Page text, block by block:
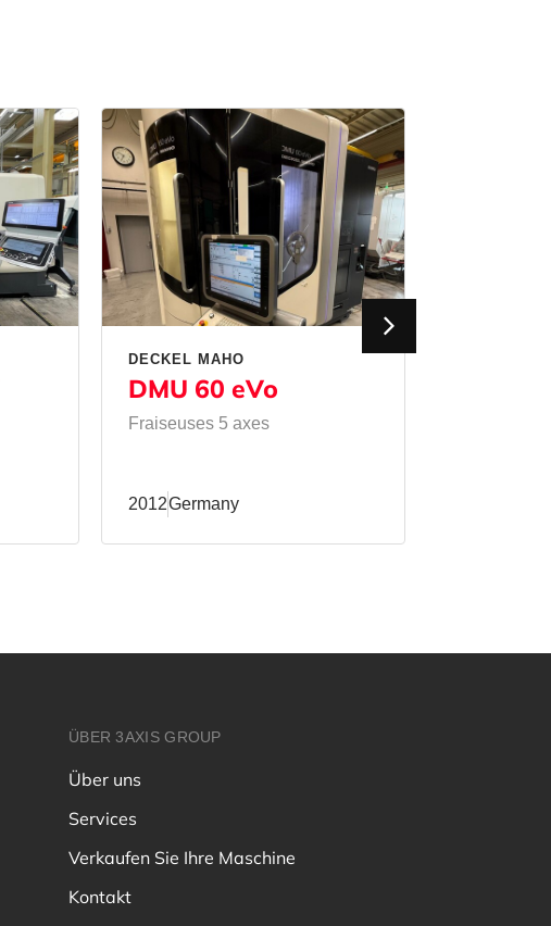
DECKEL MAHO
DMU 60 eVo
Fraiseuses 5 axes
2012Germany
ÜBER 3AXIS GROUP
Über uns
Services
Verkaufen Sie Ihre Maschine
Kontakt